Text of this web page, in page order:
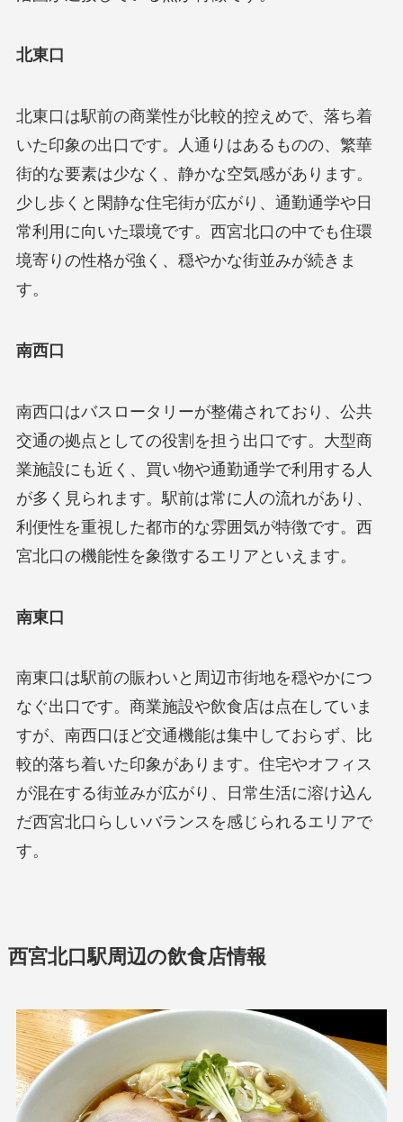
北東口
北東口は駅前の商業性が比較的控えめで、落ち着
いた印象の出口です。人通りはあるものの、繁華
街的な要素は少なく、静かな空気感があります。
少し歩くと閑静な住宅街が広がり、通勤通学や日
常利用に向いた環境です。西宮北口の中でも住環
境寄りの性格が強く、穏やかな街並みが続きま
す。
南西口
南西口はバスロータリーが整備されており、公共
交通の拠点としての役割を担う出口です。大型商
業施設にも近く、買い物や通勤通学で利用する人
が多く見られます。駅前は常に人の流れがあり、
利便性を重視した都市的な雰囲気が特徴です。西
宮北口の機能性を象徴するエリアといえます。
南東口
南東口は駅前の賑わいと周辺市街地を穏やかにつ
なぐ出口です。商業施設や飲食店は点在していま
すが、南西口ほど交通機能は集中しておらず、比
較的落ち着いた印象があります。住宅やオフィス
が混在する街並みが広がり、日常生活に溶け込ん
だ西宮北口らしいバランスを感じられるエリアで
す。
西宮北口駅周辺の飲食店情報